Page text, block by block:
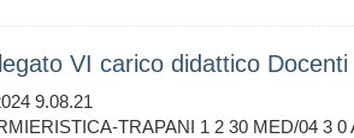
VI carico didattico
9.08.21
TRAPANI 1 2 30 MED/04 3